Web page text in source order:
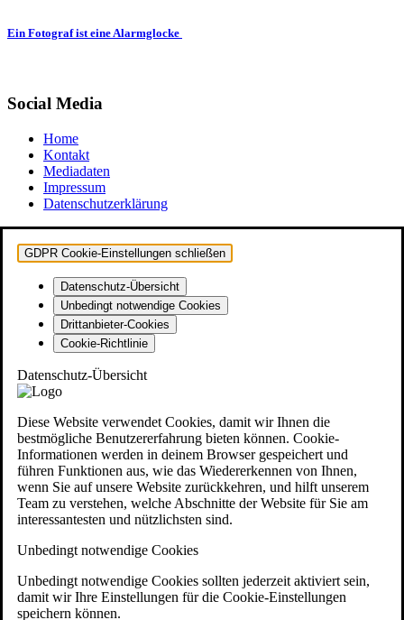
Ein Fotograf ist eine Alarmglocke
Social Media
Home
Kontakt
Mediadaten
Impressum
Datenschutzerklärung
GDPR Cookie-Einstellungen schließen
Datenschutz-Übersicht
Unbedingt notwendige Cookies
Drittanbieter-Cookies
Cookie-Richtlinie
Datenschutz-Übersicht
Diese Website verwendet Cookies, damit wir Ihnen die
bestmögliche Benutzererfahrung bieten können. Cookie-
Informationen werden in deinem Browser gespeichert und
führen Funktionen aus, wie das Wiedererkennen von Ihnen,
wenn Sie auf unsere Website zurückkehren, und hilft unserem
Team zu verstehen, welche Abschnitte der Website für Sie am
interessantesten und nützlichsten sind.
Unbedingt notwendige Cookies
Unbedingt notwendige Cookies sollten jederzeit aktiviert sein,
damit wir Ihre Einstellungen für die Cookie-Einstellungen
speichern können.